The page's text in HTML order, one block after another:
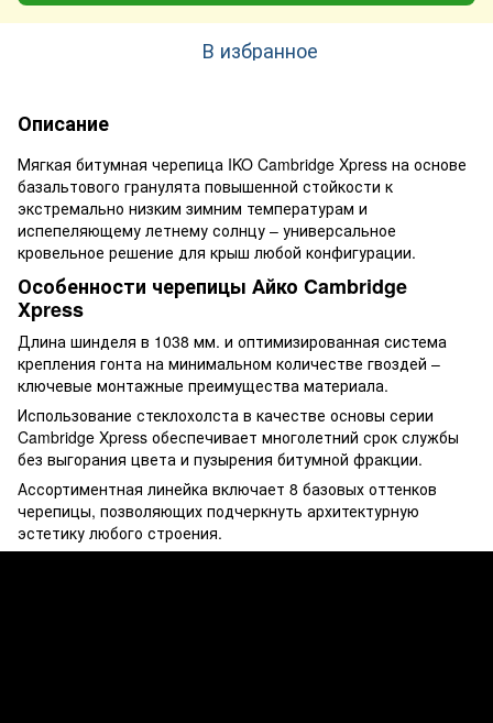
В избранное
Описание
Мягкая битумная черепица IKO Cambridge Xpress на основе
базальтового гранулята повышенной стойкости к
экстремально низким зимним температурам и
испепеляющему летнему солнцу – универсальное
кровельное решение для крыш любой конфигурации.
Особенности черепицы Айко Cambridge
Xpress
Длина шинделя в 1038 мм. и оптимизированная система
крепления гонта на минимальном количестве гвоздей –
ключевые монтажные преимущества материала.
Использование стеклохолста в качестве основы серии
Cambridge Xpress обеспечивает многолетний срок службы
без выгорания цвета и пузырения битумной фракции.
Ассортиментная линейка включает 8 базовых оттенков
черепицы, позволяющих подчеркнуть архитектурную
эстетику любого строения.